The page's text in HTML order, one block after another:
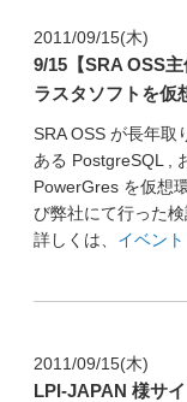
2011/09/15(木)
9/15【SRA OSS
ラスタソフトを仮
SRA OSS が長年取
ある PostgreSQL ,
PowerGres を仮想
び弊社にて行った検
詳しくは、 イベン
2011/09/15(木)
LPI-JAPAN 様サ